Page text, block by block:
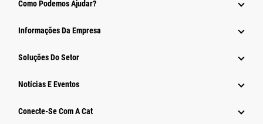
Como Podemos Ajudar?
Informações Da Empresa
Soluções Do Setor
Notícias E Eventos
Conecte-Se Com A Cat